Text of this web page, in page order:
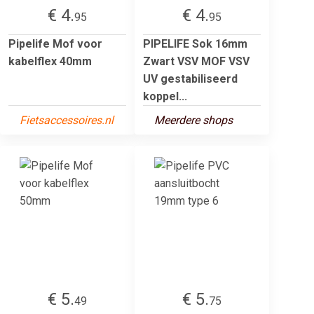
€ 4.95
Pipelife Mof voor
kabelflex 40mm
Fietsaccessoires.nl
€ 4.95
PIPELIFE Sok 16mm
Zwart VSV MOF VSV
UV gestabiliseerd
koppel...
Meerdere shops
€ 5.49 € 5.75